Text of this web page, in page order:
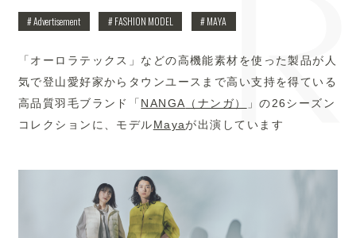
# Advertisement # FASHION MODEL # MAYA
「オーロラテックス」などの高機能素材を使った製品が人
気で登山愛好家からタウンユースまで高い支持を得ている
高品質羽毛ブランド「 NANGA （ナンガ） 」の26シーズン
コレクションに、モデルMayaが出演しています